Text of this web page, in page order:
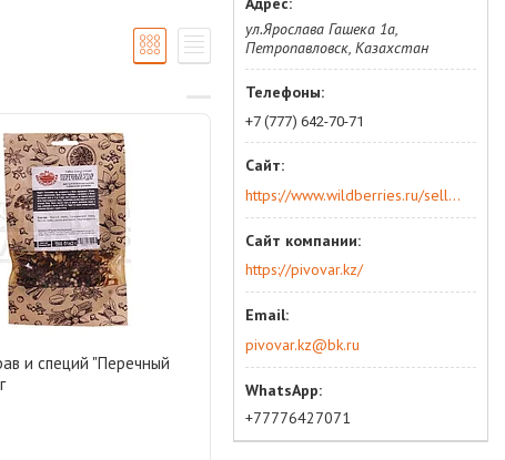
и специй "Перечный
ул.Ярослава Гашека 1а,
Петропавловск, Казахстан
+7 (777) 642-70-71
https://www.wildberries.ru/seller/250044277
https://pivovar.kz/
pivovar.kz@bk.ru
+77776427071